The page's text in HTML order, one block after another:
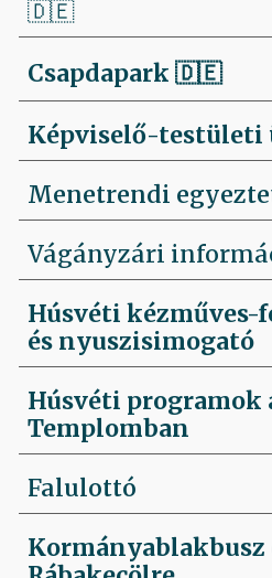
🇩🇪
Csapdapark 🇩🇪
Képviselő-testületi
Menetrendi
Vágányzári
Húsvéti kézműves-
és nyuszisimogató
Húsvéti programok
Templomban
Falulottó